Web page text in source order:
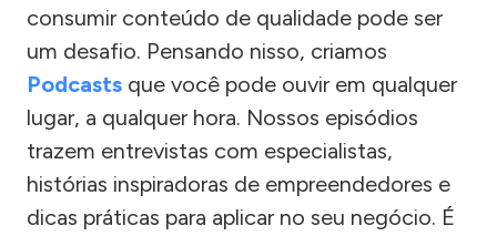
consumir conteúdo de qualidade pode ser
um desafio. Pensando nisso, criamos
Podcasts que você pode ouvir em qualquer
lugar, a qualquer hora. Nossos episódios
trazem entrevistas com especialistas,
histórias inspiradoras de empreendedores e
dicas práticas para aplicar no seu negócio. É